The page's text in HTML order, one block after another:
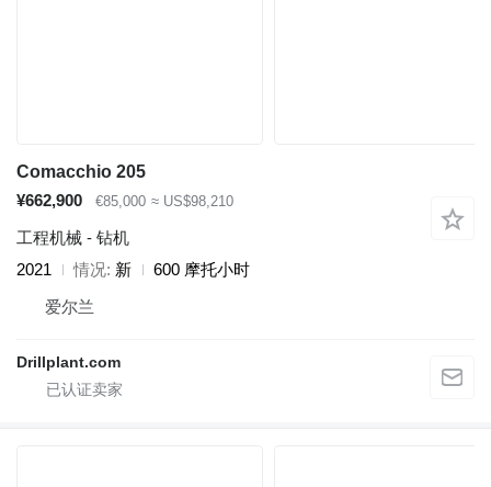
Comacchio 205
¥662,900
€85,000 ≈ US$98,210
工程机械 - 钻机
2021
情况 新
600 摩托小时
爱尔兰
Drillplant.com